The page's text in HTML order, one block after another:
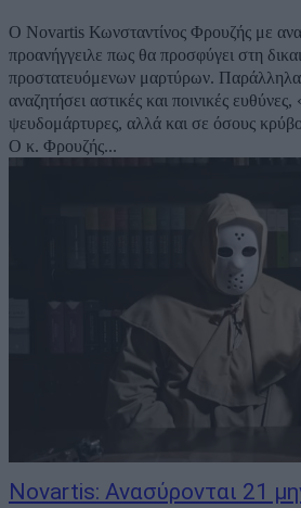
Ο Novartis Κωνσταντίνος Φρουζής με
προανήγγειλε πως θα προσφύγει στη
προστατευόμενων μαρτύρων. Παράλληλα
αναζητήσει αστικές και ποινικές
ψευδομάρτυρες, αλλά και σε όσους
Ο κ. Φρουζής...
Novartis: Ανασύρονται 21